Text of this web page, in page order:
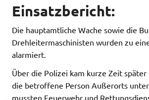
Einsatzbericht:
Die hauptamtliche Wache sowie die
Drehleitermaschinisten wurden zu
alarmiert.
Über die Polizei kam kurze Zeit
die betroffene Person Außerorts
mussten Feuerwehr und